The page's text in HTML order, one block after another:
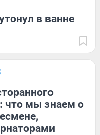
в ванне
что мы знаем о